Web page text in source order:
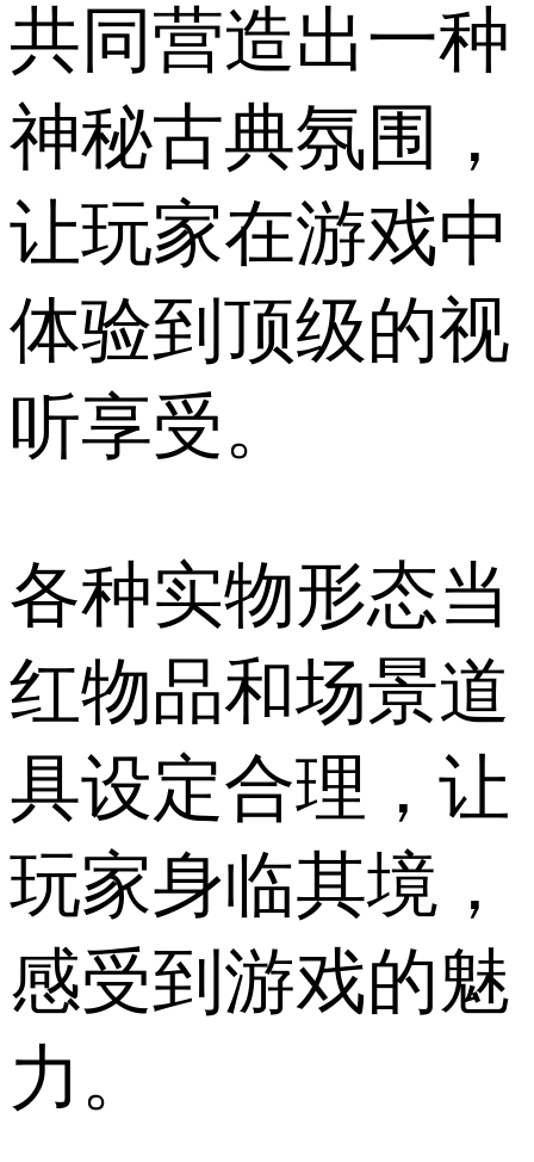
共同营造出一种
神秘古典氛围，
让玩家在游戏中
体验到顶级的视
听享受。
各种实物形态当
红物品和场景道
具设定合理，让
玩家身临其境，
感受到游戏的魅
力。